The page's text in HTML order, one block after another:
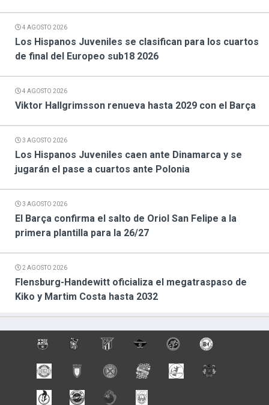
4 AGOSTO 2026
Los Hispanos Juveniles se clasifican para los cuartos
de final del Europeo sub18 2026
4 AGOSTO 2026
Viktor Hallgrimsson renueva hasta 2029 con el Barça
3 AGOSTO 2026
Los Hispanos Juveniles caen ante Dinamarca y se
jugarán el pase a cuartos ante Polonia
3 AGOSTO 2026
El Barça confirma el salto de Oriol San Felipe a la
primera plantilla para la 26/27
2 AGOSTO 2026
Flensburg-Handewitt oficializa el megatraspaso de
Kiko y Martim Costa hasta 2032